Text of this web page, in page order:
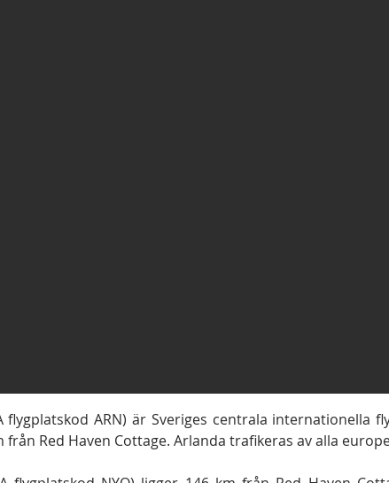
flygplatskod ARN) är Sveriges centrala internationella
från Red Haven Cottage. Arlanda trafikeras av alla